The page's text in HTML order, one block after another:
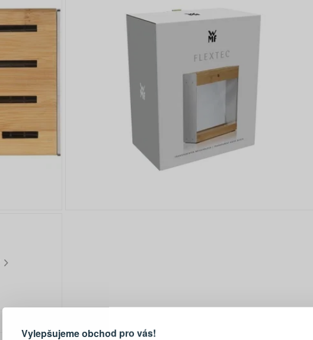
Vylepšujeme obchod pro vás!
vytvořit účet